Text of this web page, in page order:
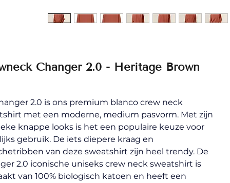
Changer 2.0 - Heritage Brown
2.0 is ons premium blanco crew neck
met een moderne, medium pasvorm. Met zijn
knappe looks is het een populaire keuze voor
gebruik. De iets diepere kraag en
van deze sweatshirt zijn heel trendy. De
2.0 iconische uniseks crew neck sweatshirt is
van 100% biologisch katoen en heeft een